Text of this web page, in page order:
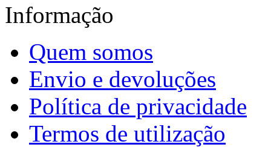
Informação
Quem somos
Envio e devoluções
Política de privacidade
Termos de utilização